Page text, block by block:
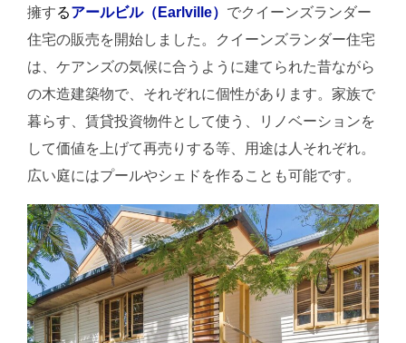
擁するアールビル（Earlville） でクイーンズランダー
住宅の販売を開始しました。クイーンズランダー住宅
は、ケアンズの気候に合うように建てられた昔ながら
の木造建築物で、それぞれに個性があります。家族で
暮らす、賃貸投資物件として使う、リノベーションを
して価値を上げて再売りする等、用途は人それぞれ。
広い庭にはプールやシェドを作ることも可能です。